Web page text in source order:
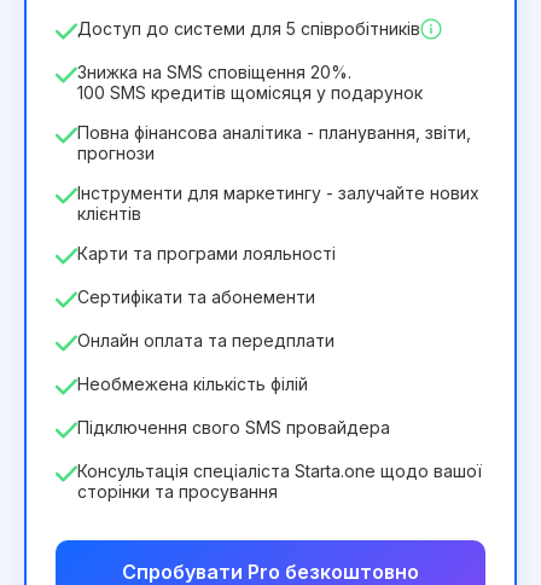
349₴ 244₴ /місяць
Доступ до системи для 5 співробітників
Знижка на SMS сповіщення 20%.
100 SMS кредитів щомісяця у подарунок
Повна фінансова аналітика - планування, звіти,
прогнози
Інструменти для маркетингу - залучайте нових
клієнтів
Карти та програми лояльності
Сертифікати та абонементи
Онлайн оплата та передплати
Необмежена кількість філій
Підключення свого SMS провайдера
Консультація спеціаліста Starta.one щодо вашої
сторінки та просування
Спробувати Pro безкоштовно